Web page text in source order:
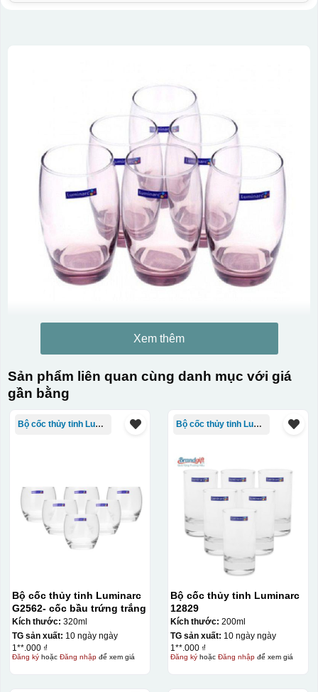
Xem thêm
Sản phẩm liên quan cùng danh mục với giá
gần bằng
Bộ cốc thủy tinh Luminarc
Bộ cốc thủy tinh Luminarc
G2562- cốc bầu trứng trắng
Kích thước: 320ml
TG sản xuất: 10 ngày ngày
1**.000 ₫
Đăng kýhoặc Đăng nhậpđể xem giá
Bộ cốc thủy tinh Luminarc
Bộ cốc thủy tinh Luminarc
12829
Kích thước: 200ml
TG sản xuất: 10 ngày ngày
1**.000 ₫
Đăng kýhoặc Đăng nhậpđể xem giá